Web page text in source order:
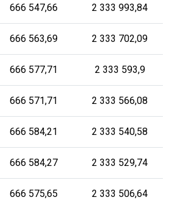
666 547,66 2 333 993,84
666 563,69 2 333 702,09
666 577,71 2 333 593,9
666 571,71 2 333 566,08
666 584,21 2 333 540,58
666 584,27 2 333 529,74
666 575,65 2 333 506,64